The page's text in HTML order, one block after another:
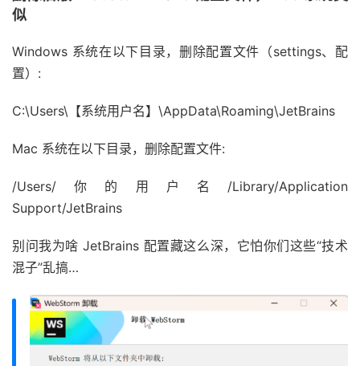
似
Windows 系统在以下目录，删除配置文件（settings、配
置）:
C:\Users\【系统用户名】\AppData\Roaming\JetBrains
Mac 系统在以下目录，删除配置文件:
/Users/你的用户名/Library/Application
Support/JetBrains
别问我为啥 JetBrains 配置藏这么深，它怕你们这些“技术
混子”乱搞…